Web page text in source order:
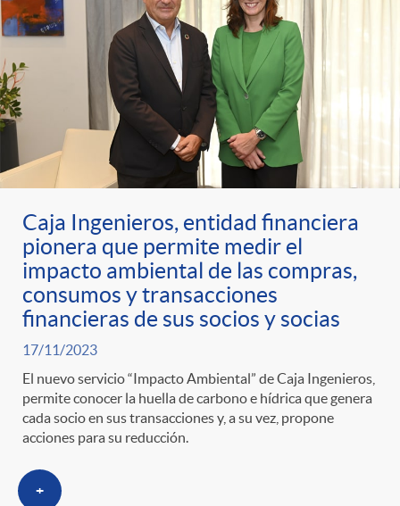
s
Caja Ingenieros, entidad financiera
pionera que permite medir el
impacto ambiental de las compras,
consumos y transacciones
financieras de sus socios y socias
17/11/2023
El nuevo servicio “Impacto Ambiental” de Caja Ingenieros,
permite conocer la huella de carbono e hídrica que genera
cada socio en sus transacciones y, a su vez, propone
acciones para su reducción.
+